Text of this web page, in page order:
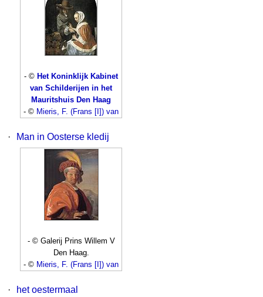
- © Het Koninklijk Kabinet
van Schilderijen in het
Mauritshuis Den Haag
- © Mieris, F. (Frans [I]) van
· Man in Oosterse kledij
- © Galerij Prins Willem V
Den Haag.
- © Mieris, F. (Frans [I]) van
· het oestermaal